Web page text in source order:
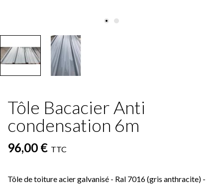
Tôle Bacacier Anti
condensation 6m
96,00 € TTC
Tôle de toiture acier galvanisé - Ral 7016 (gris anthracite) -